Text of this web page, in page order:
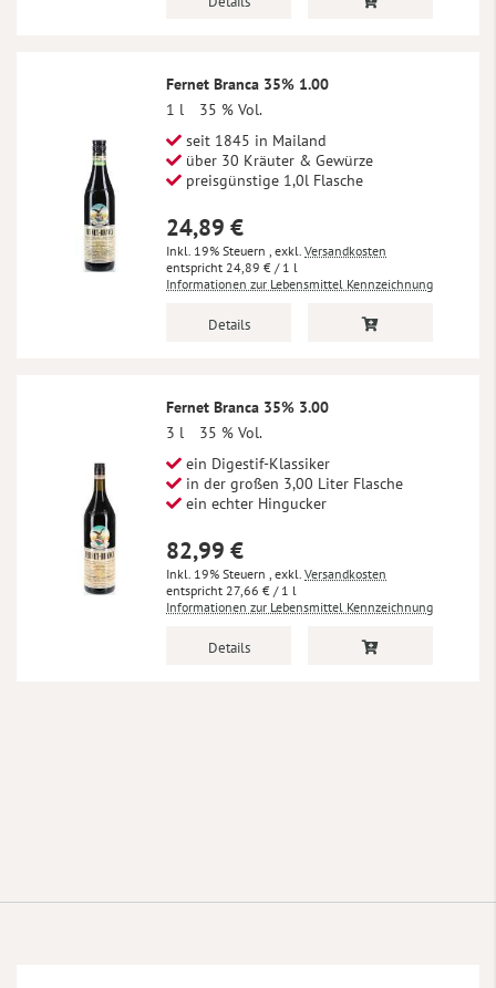
Fernet Branca 35% 1.00
1 l
35 % Vol.
seit 1845 in Mailand
über 30 Kräuter & Gewürze
preisgünstige 1,0l Flasche
24,89 €
Inkl. 19% Steuern , exkl. Versandkosten
24,89 € / 1 l
Informationen zur Lebensmittel Kennzeichnung
Details
Fernet Branca 35% 3.00
3 l
35 % Vol.
ein Digestif-Klassiker
in der großen 3,00 Liter Flasche
ein echter Hingucker
82,99 €
Inkl. 19% Steuern , exkl. Versandkosten
27,66 € / 1 l
Informationen zur Lebensmittel Kennzeichnung
Details